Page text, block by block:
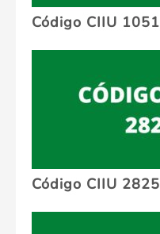
Código CIIU 1051
Código CIIU 2825